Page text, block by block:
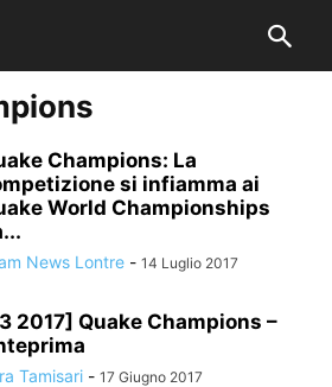
Champions: La
si infiamma ai
World Championships
News Lontre - 14 Luglio 2017
2017] Quake Champions –
Tamisari - 17 Giugno 2017